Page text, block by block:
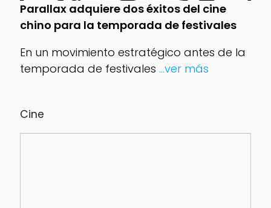
Cine
Parallax adquiere dos éxitos del cine
chino para la temporada de festivales
En un movimiento estratégico antes de la
temporada de festivales ...ver más